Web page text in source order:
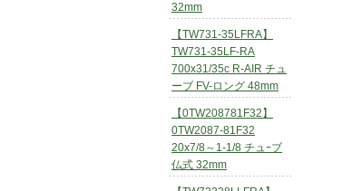
32mm
【TW731-35LFRA】
TW731-35LF-RA
700x31/35c R-AIR チュ
ーブ FV-ロング 48mm
【0TW208781F32】
0TW2087-81F32
20x7/8～1-1/8 チュｰブ
仏式 32mm